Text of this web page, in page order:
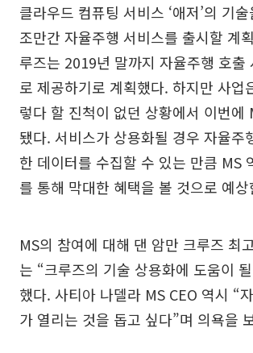
클라우드 컴퓨팅 서비스 ‘애저’의 기
조만간 자율주행 서비스를 출시할 계
루즈는 2019년 말까지 자율주행 호출
로 제공하기로 계획했다. 하지만 사업
렇다 할 진척이 없던 상황에서 이번에
됐다. 서비스가 상용화될 경우 자율주
한 데이터를 수집할 수 있는 만큼 MS
를 통해 막대한 혜택을 볼 것으로 예상
MS의 참여에 대해 댄 암만 크루즈 최
는 “크루즈의 기술 상용화에 도움이
했다. 사티아 나델라 MS CEO 역시 “
가 열리는 것을 돕고 싶다”며 의욕을